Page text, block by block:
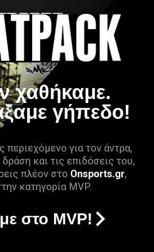
χαθήκαμε.
γήπεδο!
περιεχόμενο για τον άντρα,
δράση και τις επιδόσεις του,
πλέον στο Onsports.gr,
κατηγορία MVP.
στο MVP!